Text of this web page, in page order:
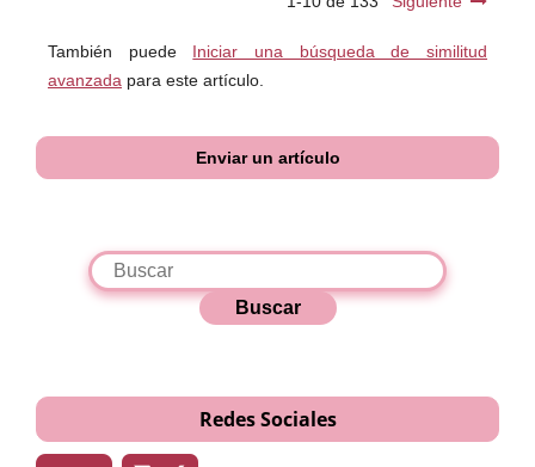
También puede Iniciar una búsqueda de similitud
avanzadapara este artículo.
Enviar un artículo
Buscar
Redes Sociales